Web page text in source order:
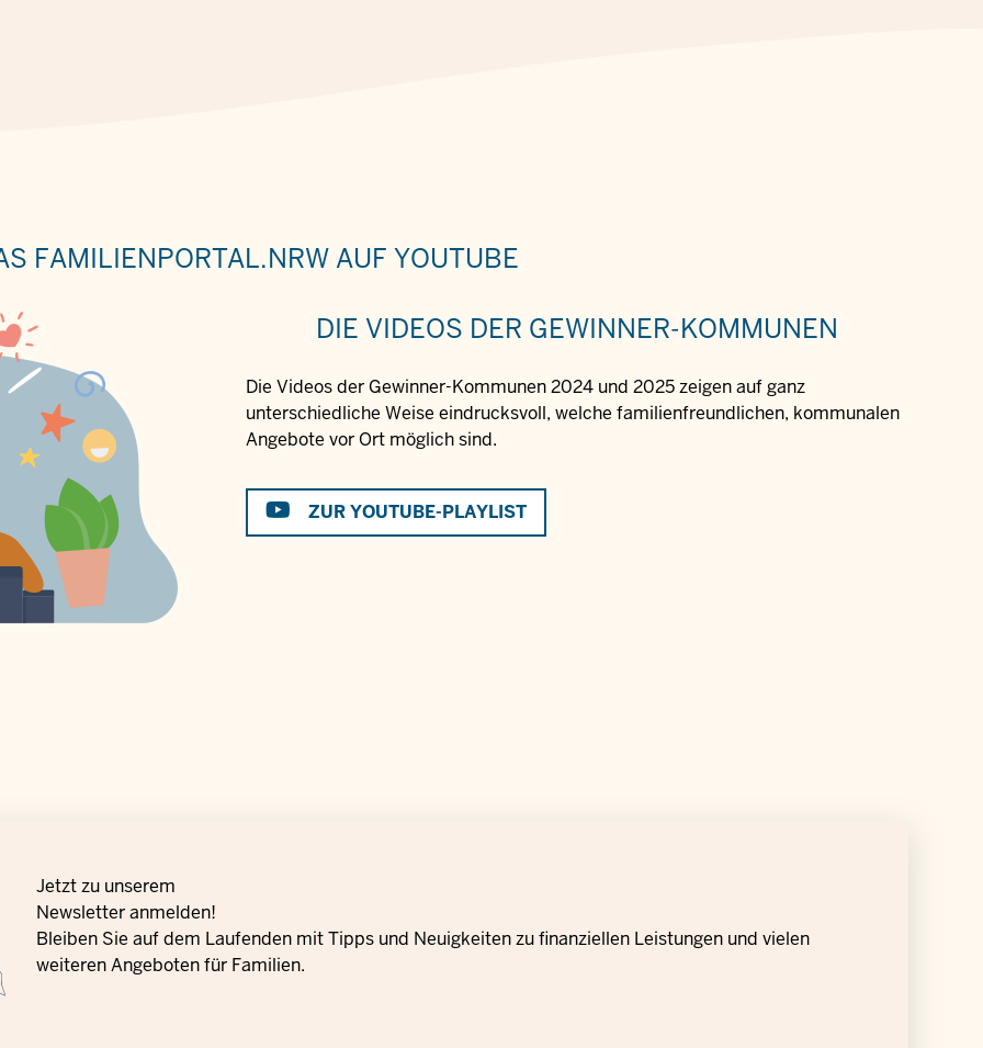
FAMILIENPORTAL.NRW AUF YOUTUBE
DIE VIDEOS DER GEWINNER-KOMMUNEN
Die Videos der Gewinner-Kommunen 2024 und 2025 zeigen auf ganz
unterschiedliche Weise eindrucksvoll, welche familienfreundlichen, kommunalen
Angebote vor Ort möglich sind.
ZUR YOUTUBE-PLAYLIST
Jetzt zu unserem
Newsletter anmelden!
Bleiben Sie auf dem Laufenden mit Tipps und Neuigkeiten zu finanziellen Leistungen und vielen
weiteren Angeboten für Familien.